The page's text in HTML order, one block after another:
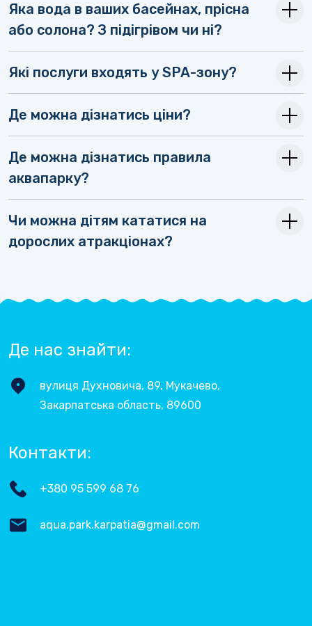
Яка вода в ваших басейнах, прісна
або солона? З підігрівом чи ні?
Які послуги входять у SPA-зону?
Де можна дізнатись ціни?
Де можна дізнатись правила
аквапарку?
Чи можна дітям кататися на
дорослих атракціонах?
Де нас знайти:
вулиця Духновича, 89, Мукачево,
Закарпатська область, 89600
Контакти:
+380 95 599 68 76
aqua.park.karpatia@gmail.com